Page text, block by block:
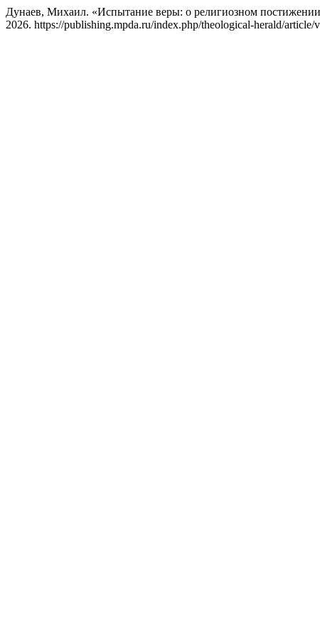
Дунаев, Михаил. «Испытание веры: о религиозном
2026. https://publishing.mpda.ru/index.php/theological-herald/article/